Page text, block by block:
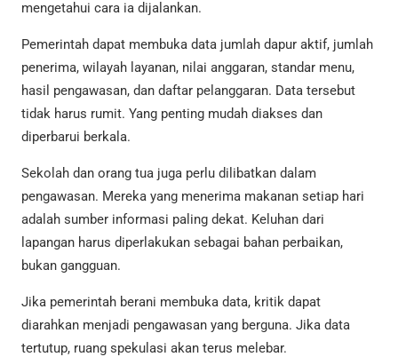
mengetahui cara ia dijalankan.
Pemerintah dapat membuka data jumlah dapur aktif, jumlah
penerima, wilayah layanan, nilai anggaran, standar menu,
hasil pengawasan, dan daftar pelanggaran. Data tersebut
tidak harus rumit. Yang penting mudah diakses dan
diperbarui berkala.
Sekolah dan orang tua juga perlu dilibatkan dalam
pengawasan. Mereka yang menerima makanan setiap hari
adalah sumber informasi paling dekat. Keluhan dari
lapangan harus diperlakukan sebagai bahan perbaikan,
bukan gangguan.
Jika pemerintah berani membuka data, kritik dapat
diarahkan menjadi pengawasan yang berguna. Jika data
tertutup, ruang spekulasi akan terus melebar.